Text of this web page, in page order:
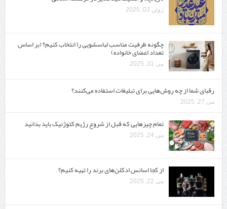
ژوئن 03, 2025
چگونه ظرفیت مناسب لباسشویی را انتخاب کنیم؟ (بر اساس
تعداد اعضای خانواده)
می 31, 2025
رقبای شما از چه روش‌هایی برای تبلیغات استفاده می‌کنند؟
می 27, 2025
تمام چیزهایی که قبل از شروع رژیم کتوژنیک باید بدانید‎
می 24, 2025
از کجا اسانس ادکلن‌های برند را تهیه کنیم؟
می 22, 2025